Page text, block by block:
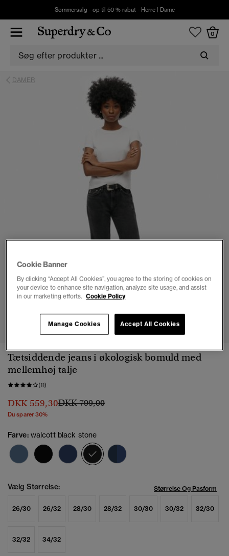
Sommersalg - op til 50 % rabat - Herre| Dame
0
DAMER
1 2 3 4 5 6
Tætsiddende jeans i økologisk bomuld med
mellemhøj talje
(11)
DKK 559,30Pris nedsat fra
DKK 799,00til
Du sparer 30%
Farve: walcott black stone
valgt
Vælg Størrelse: Størrelse Og Pasform
26/30 26/32 28/30 28/32 30/30 30/32 32/30
32/32 34/32
Cookie Banner
By clicking “Accept All Cookies”, you agree to the storing of cookies on
your device to enhance site navigation, analyze site usage, and assist
in our marketing efforts. Cookie Policy
Accept All Cookies
Manage Cookies